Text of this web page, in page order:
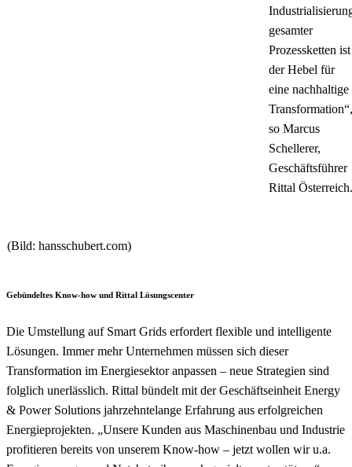
(Bild: hansschubert.com)
gesamter
Prozessketten ist
der Hebel für
eine nachhaltige
Transformation“,
so Marcus
Schellerer,
Geschäftsführer
Rittal Österreich.
Gebündeltes Know-how und Rittal Lösungscenter
Die Umstellung auf Smart Grids erfordert flexible und intelligente
Lösungen. Immer mehr Unternehmen müssen sich dieser
Transformation im Energiesektor anpassen – neue Strategien sind
folglich unerlässlich. Rittal bündelt mit der Geschäftseinheit Energy
& Power Solutions jahrzehntelange Erfahrung aus erfolgreichen
Energieprojekten. „Unsere Kunden aus Maschinenbau und Industrie
profitieren bereits von unserem Know-how – jetzt wollen wir u.a.